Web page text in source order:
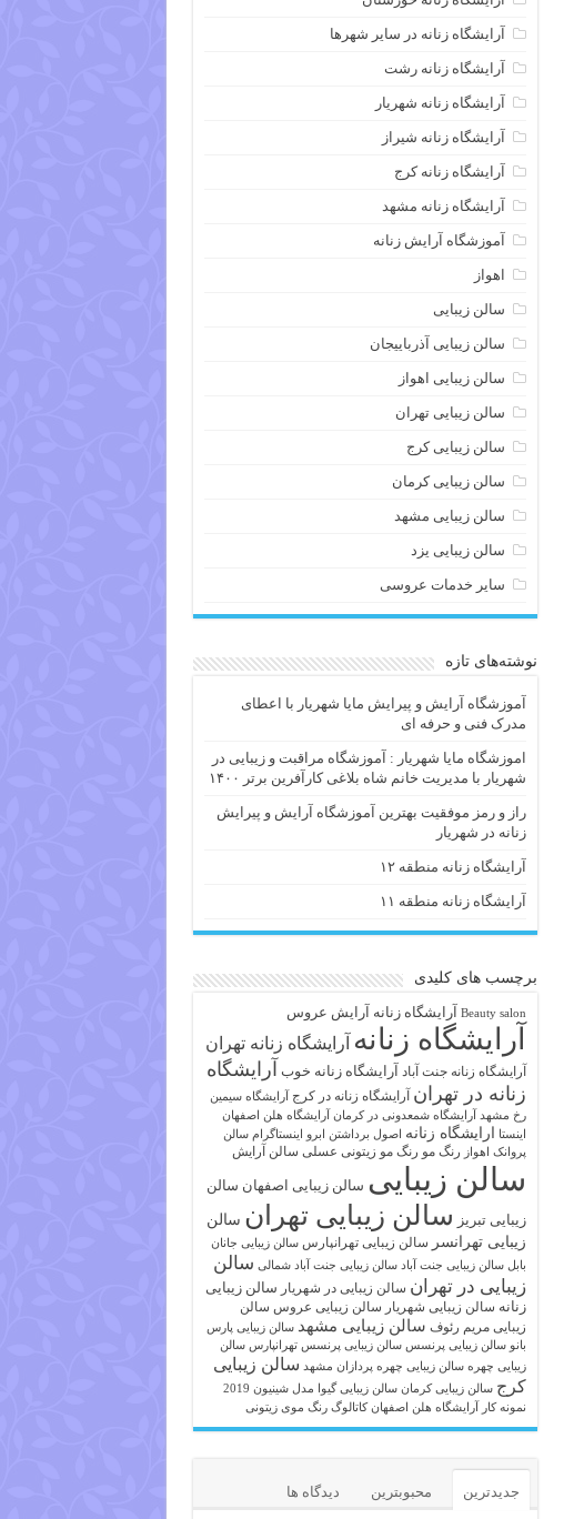
آرایشگاه زنانه در سایر شهرها
آرایشگاه زنانه رشت
آرایشگاه زنانه شهریار
آرایشگاه زنانه شیراز
آرایشگاه زنانه کرج
آرایشگاه زنانه مشهد
آموزشگاه آرایش زنانه
اهواز
سالن زیبایی
سالن زیبایی آذرباییجان
سالن زیبایی اهواز
سالن زیبایی تهران
سالن زیبایی کرج
سالن زیبایی کرمان
سالن زیبایی مشهد
سالن زیبایی یزد
سایر خدمات عروسی
نوشته‌های تازه
آموزشگاه آرایش و پیرایش مایا شهریار با اعطای
مدرک فنی و حرفه ای
اموزشگاه مایا شهریار : آموزشگاه مراقبت و زیبایی در
شهریار با مدیریت خانم شاه بلاغی کارآفرین برتر ۱۴۰۰
راز و رمز موفقیت بهترین آموزشگاه آرایش و پیرایش
زنانه در شهریار
آرایشگاه زنانه منطقه ۱۲
آرایشگاه زنانه منطقه ۱۱
برچسب های کلیدی
Beauty salon آرايشگاه زنانه آرایش عروس
آرایشگاه زنانه آرایشگاه زنانه تهران
آرایشگاه زنانه جنت آباد آرایشگاه زنانه خوب آرایشگاه
زنانه در تهران آرایشگاه زنانه در کرج
آرایشگاه سیمین
رخ مشهد
آرایشگاه شمعدونی در کرمان آرایشگاه هلن اصفهان
اینستا ارایشگاه زنانه اصول برداشتن ابرو
اینستاگرام سالن
پروانک اهواز
رنگ مو رنگ مو زیتونی عسلی سالن آرایش
سالن زیبایی سالن زیبایی اصفهان سالن
زیبایی تبریز سالن زیبایی تهران سالن
زیبایی تهرانسر سالن زیبایی تهرانپارس سالن زیبایی جانان
بابل سالن زیبایی جنت آباد سالن زیبایی جنت آباد شمالی سالن
زیبایی در تهران سالن زیبایی در شهریار سالن زیبایی
زنانه سالن زیبایی شهریار سالن زیبایی عروس سالن
زیبایی مریم رئوف سالن زیبایی مشهد سالن زیبایی پارس
بانو سالن زیبایی پرنسس سالن زیبایی پرنسس تهرانپارس سالن
زیبایی چهره سالن زیبایی چهره پردازان مشهد سالن زیبایی
کرج سالن زیبایی کرمان سالن زیبایی گیوا
مدل شینیون 2019
نمونه کار آرایشگاه هلن اصفهان کاتالوگ رنگ موی زیتونی
جدیدترین محبوبترین دیدگاه ها